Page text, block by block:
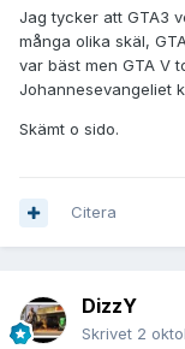
Jag tycker att GTA3
många olika skäl,
var bäst men GTA V
Johannesevangeliet
Skämt o sido.
Citera
DizzY
Skrivet 2